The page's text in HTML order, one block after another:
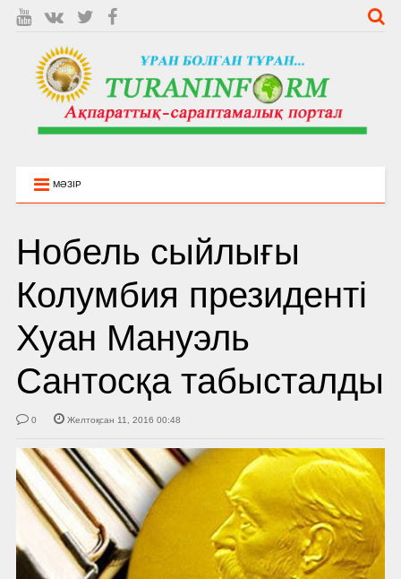
МӘЗІР
Нобель сыйлығы
Колумбия президенті
Хуан Мануэль
Сантосқа табысталды
0 Желтоқсан 11, 2016 00:48